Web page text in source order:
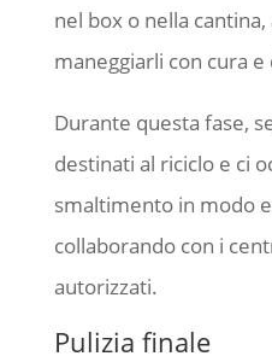
nel box o nella
maneggiarli con cura
Durante questa fase,
destinati al riciclo e ci
smaltimento in modo
collaborando con i
autorizzati.
Pulizia finale